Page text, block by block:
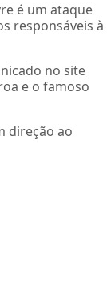
é um ataque
responsáveis à
no site
e o famoso
direção ao